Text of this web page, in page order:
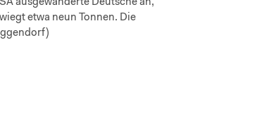
ausgewanderte Deutsche an,
etwa neun Tonnen. Die